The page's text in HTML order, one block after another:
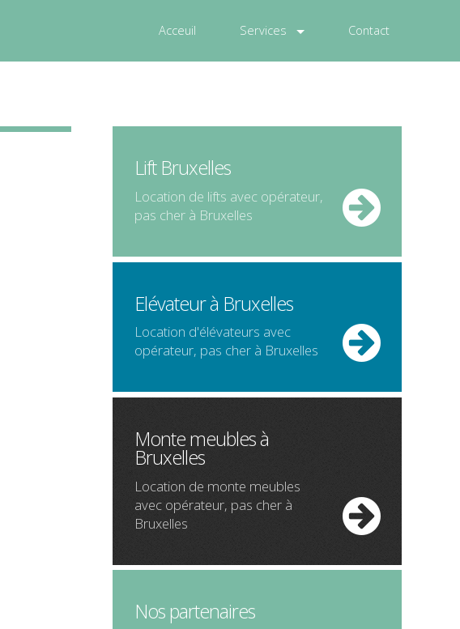
Acceuil Services Contact
Lift Bruxelles
Location de lifts avec opérateur,
pas cherà Bruxelles
Elévateur à Bruxelles
Location d'élévateurs avec
opérateur, pas cherà Bruxelles
Monte meubles à
Bruxelles
Location de monte meubles
avec opérateur, pas cherà
Bruxelles
Nos partenaires